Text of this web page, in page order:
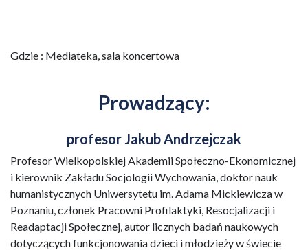
Gdzie : Mediateka, sala koncertowa
Prowadzący:
profesor Jakub Andrzejczak
Profesor Wielkopolskiej Akademii Społeczno-Ekonomicznej
i kierownik Zakładu Socjologii Wychowania, doktor nauk
humanistycznych Uniwersytetu im. Adama Mickiewicza w
Poznaniu, członek Pracowni Profilaktyki, Resocjalizacji i
Readaptacji Społecznej, autor licznych badań naukowych
dotyczących funkcjonowania dzieci i młodzieży w świecie